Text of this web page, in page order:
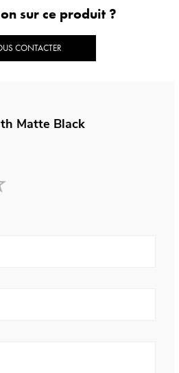
sur ce produit ?
CONTACTER
Matte Black